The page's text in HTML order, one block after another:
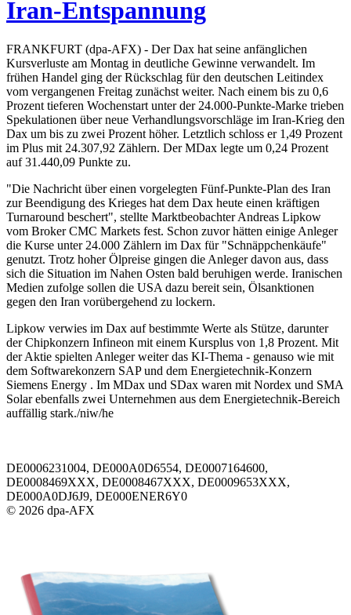
Iran-Entspannung
FRANKFURT (dpa-AFX) - Der Dax hat seine anfänglichen
Kursverluste am Montag in deutliche Gewinne verwandelt. Im
frühen Handel ging der Rückschlag für den deutschen Leitindex
vom vergangenen Freitag zunächst weiter. Nach einem bis zu 0,6
Prozent tieferen Wochenstart unter der 24.000-Punkte-Marke trieben
Spekulationen über neue Verhandlungsvorschläge im Iran-Krieg den
Dax um bis zu zwei Prozent höher. Letztlich schloss er 1,49 Prozent
im Plus mit 24.307,92 Zählern. Der MDax legte um 0,24 Prozent
auf 31.440,09 Punkte zu.
"Die Nachricht über einen vorgelegten Fünf-Punkte-Plan des Iran
zur Beendigung des Krieges hat dem Dax heute einen kräftigen
Turnaround beschert", stellte Marktbeobachter Andreas Lipkow
vom Broker CMC Markets fest. Schon zuvor hätten einige Anleger
die Kurse unter 24.000 Zählern im Dax für "Schnäppchenkäufe"
genutzt. Trotz hoher Ölpreise gingen die Anleger davon aus, dass
sich die Situation im Nahen Osten bald beruhigen werde. Iranischen
Medien zufolge sollen die USA dazu bereit sein, Ölsanktionen
gegen den Iran vorübergehend zu lockern.
Lipkow verwies im Dax auf bestimmte Werte als Stütze, darunter
der Chipkonzern Infineon mit einem Kursplus von 1,8 Prozent. Mit
der Aktie spielten Anleger weiter das KI-Thema - genauso wie mit
dem Softwarekonzern SAP und dem Energietechnik-Konzern
Siemens Energy . Im MDax und SDax waren mit Nordex und SMA
Solar ebenfalls zwei Unternehmen aus dem Energietechnik-Bereich
auffällig stark./niw/he
DE0006231004, DE000A0D6554, DE0007164600,
DE0008469XXX, DE0008467XXX, DE0009653XXX,
DE000A0DJ6J9, DE000ENER6Y0
© 2026 dpa-AFX